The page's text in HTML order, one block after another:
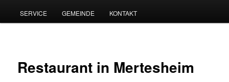
SERVICE GEMEINDE KONTAKT
Restaurant in Mertesheim